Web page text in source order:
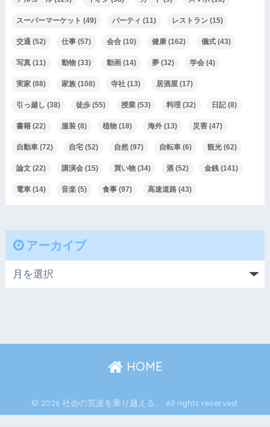
スーパーマーケット (49) パーティ (11) レストラン(15)
交通 (52) 仕事(57) 会合(10) 健康(162) 儀式(43)
写真(11) 動物(33) 動画(14) 夢(32) 学会(4)
実家(88) 家族(108) 寺社(13) 居酒屋(17)
引っ越し (38) 徒歩(55) 授業(53) 料理(32) 日記(8)
書籍(22) 服装(8) 植物(18) 海外(13) 災害(47)
自動車(72) 自宅(52) 自然(97) 自転車(6) 観光(62)
論文(22) 講演会(15) 買い物(34) 酒(52) 金銭(141)
電車(14) 音楽(5) 食事(97) 高速道路(43)
アーカイブ
HOME
© 2026 社会の荒波を乗り越える。 All rights reserved.